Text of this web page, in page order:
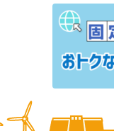
リミ
キャ
東邦